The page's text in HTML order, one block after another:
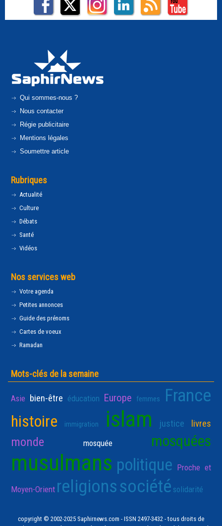
Qui sommes-nous ?
Nous contacter
Régie publicitaire
Mentions légales
Soumettre article
Rubriques
Actualité
Culture
Débats
Santé
Vidéos
Nos services web
Votre agenda
Petites annonces
Guide des prénoms
Cartes de voeux
Ramadan
Mots-clés de la semaine
Asie bien-être éducation Europe femmes France
histoire immigration islam justice livres
monde mosquée mosquées
musulmans politique Proche et
Moyen-Orient religionssociété solidarité
copyright © 2002-2025 Saphirnews.com - ISSN 2497-3432 - tous droits de